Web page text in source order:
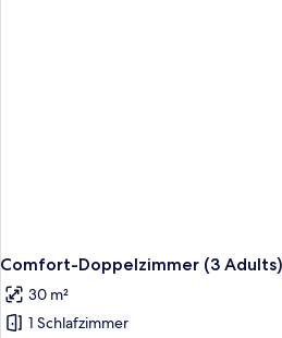
Comfort-Doppelzimmer (3 Adults)
30 m²
1 Schlafzimmer